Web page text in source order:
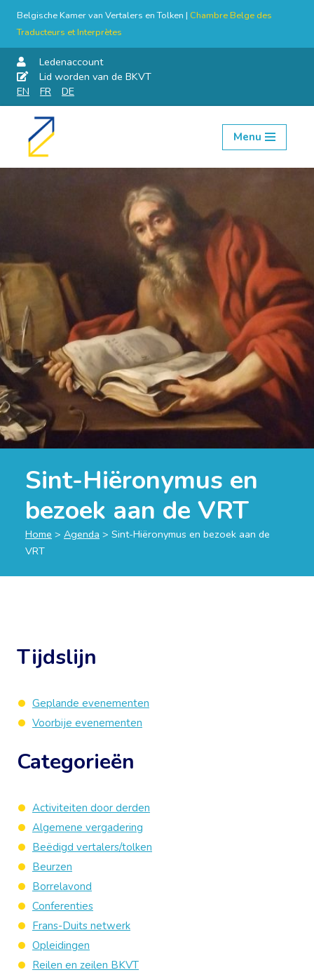
Belgische Kamer van Vertalers en Tolken | Chambre Belge des
Traducteurs et Interprètes
Ledenaccount
Lid worden van de BKVT
EN
FR DE
Skip
Menu
Sint-Hiëronymus en
bezoek aan de VRT
Home > Agenda > Sint-Hiëronymus en bezoek aan de
VRT
Tijdslijn
Geplande evenementen
Voorbije evenementen
Categorieën
Activiteiten door derden
Algemene vergadering
Beëdigd vertalers/tolken
Beurzen
Borrelavond
Conferenties
Frans-Duits netwerk
Opleidingen
Reilen en zeilen BKVT